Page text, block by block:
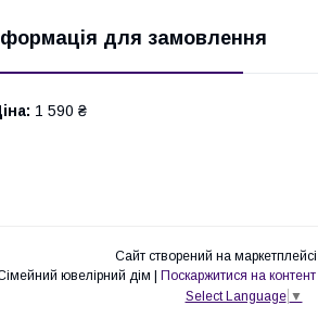
для замовлення
1 590 ₴
Сайт створений на маркетплейсі
Сімейний ювелірний дім | Поскаржитися на контент
Select Language ▼